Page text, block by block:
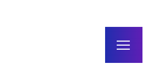
agenda / bilhetes
alugar
mais